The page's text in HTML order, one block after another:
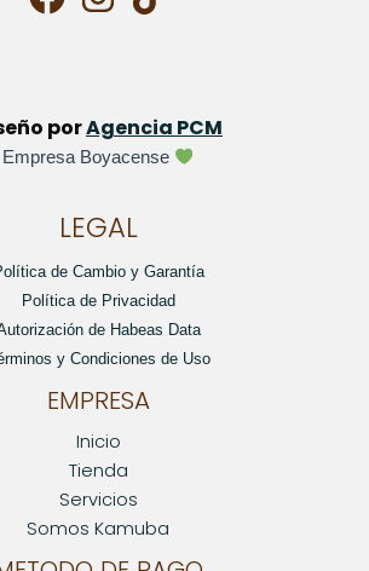
porAgencia PCM
Empresa Boyacense
LEGAL
de Cambio y Garantía
Política de Privacidad
de Habeas Data
y Condiciones de Uso
EMPRESA
Inicio
Tienda
Servicios
Somos Kamuba